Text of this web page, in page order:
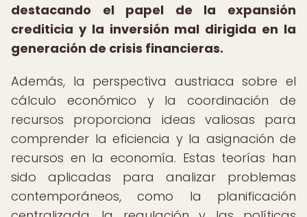
destacando el papel de la expansión
crediticia y la inversión mal dirigida en la
generación de crisis financieras.
Además, la perspectiva austriaca sobre el
cálculo económico y la coordinación de
recursos proporciona ideas valiosas para
comprender la eficiencia y la asignación de
recursos en la economía. Estas teorías han
sido aplicadas para analizar problemas
contemporáneos, como la planificación